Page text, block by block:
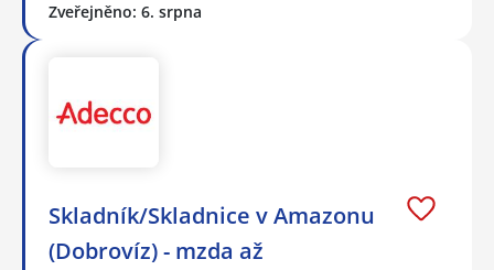
Zveřejněno: 6. srpna
Skladník/Skladnice v Amazonu
(Dobrovíz) - mzda až